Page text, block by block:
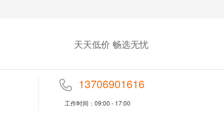
天天低价 畅选无忧
13706901616
工作时间：09:00 - 17:00